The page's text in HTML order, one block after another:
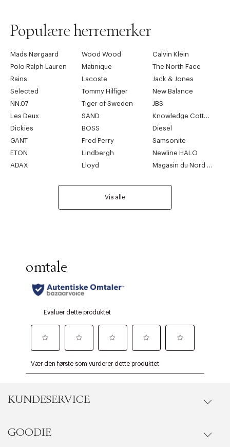
Populære herremerker
Mads Nørgaard Wood Wood
Calvin Klein
Polo Ralph Lauren
Matinique
The North Face
Rains
Lacoste
Jack & Jones
Selected
Tommy Hilfiger
New Balance
NN.07
Tiger of Sweden
JBS
Les Deux
SAND
Knowledge Cotton Apparel
Dickies
BOSS
Diesel
GANT
Fred Perry
Samsonite
ETON
Lindbergh
Newline HALO
ADAX
Lloyd Magasin du Nord Collection
Vis alle
KUNDESERVICE
Gå til kundeservice
GOODIE